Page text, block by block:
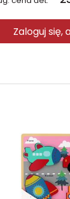
Zaloguj się,